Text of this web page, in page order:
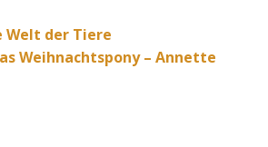
Welt der Tiere
Weihnachtspony – Annette